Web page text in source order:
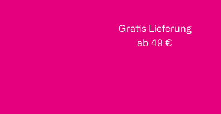
Gratis Lieferung
ab 49 €